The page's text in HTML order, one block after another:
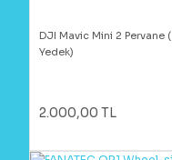
DJI Mavic Mini 2 Pervane (
Yedek)
2.000,00 TL